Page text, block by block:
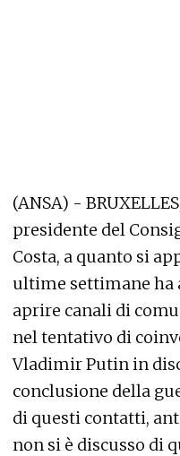
(ANSA) -
presidente del
Costa, a quanto si
ultime settimane ha
aprire canali di
nel tentativo di
Vladimir Putin in
conclusione della
di questi contatti,
non si è discusso di